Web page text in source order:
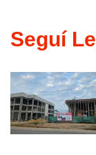
Seguí